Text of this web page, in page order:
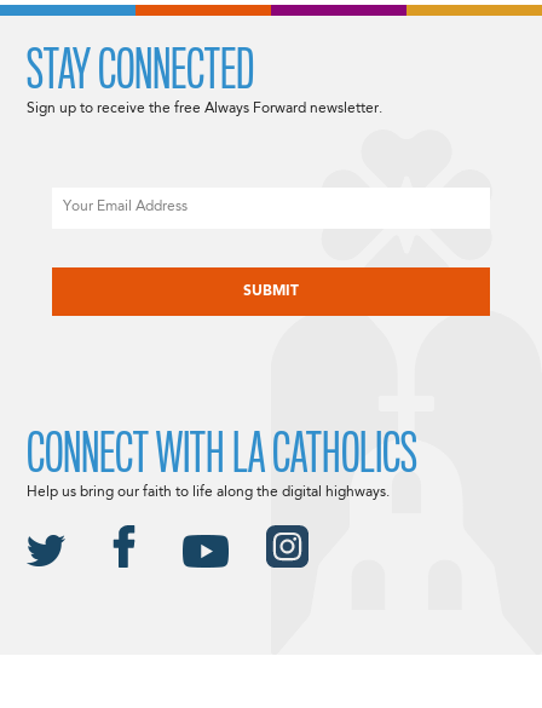
STAY CONNECTED
Sign up to receive the free Always Forward newsletter.
CONNECT WITH LA CATHOLICS
Help us bring our faith to life along the digital highways.